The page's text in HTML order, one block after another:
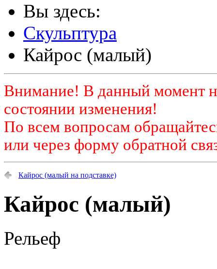
Вы здесь:
Скульптура
Кайрос (малый)
Внимание! В данный момент
состоянии изменения!
По всем вопросам
или через форму обратной
Кайрос (малый на подставке)
Кайрос (малый)
Рельеф